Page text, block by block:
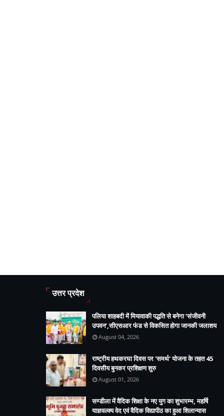
उत्तर प्रदेश
पलिया शाहबदी में मियावाकी पद्धति से बनेगा ‘संजीवनी
उपवन’,सीएसआर फंड से विकसित होगा जानकी जलाशय
August 04, 2026
राष्ट्रीय हथकरघा दिवस पर 'समर्थ' योजना के तहत 45
दिवसीय बुनकर प्रशिक्षण शुरु
August 01, 2026
सण्डीला में वैदिक शिक्षा के नए युग का शुभारम्भ, महर्षि
याज्ञवल्क्य वेद एवं वैदिक विद्यापीठ का हुआ शिलान्यास